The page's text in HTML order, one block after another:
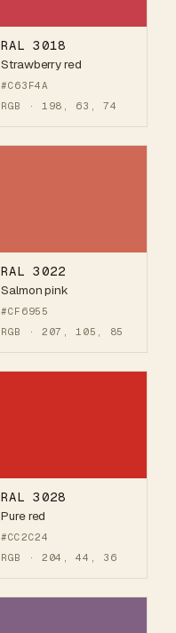
RAL 3018
Strawberry red
#C63F4A
RGB · 198, 63, 74
RAL 3022
Salmon pink
#CF6955
RGB · 207, 105, 85
RAL 3028
Pure red
#CC2C24
RGB · 204, 44, 36